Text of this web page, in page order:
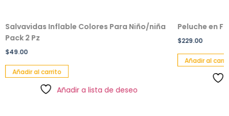
Salvavidas Inflable Colores Para Niño/niña
Pack 2 Pz
$49.00
Añadir al carrito
Añadir a lista de deseo
Peluche en
$229.00
Añadir al